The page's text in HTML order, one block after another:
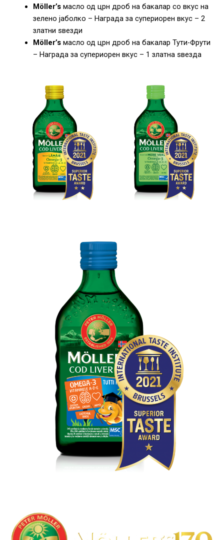
Möller’s масло од црн дроб на бакалар со вкус на
зелено јаболко – Награда за супериорен вкус – 2
златни ѕвезди
Möller’s масло од црн дроб на бакалар Тути-Фрути
– Награда за супериорен вкус – 1 златна ѕвезда